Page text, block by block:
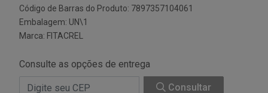
Código de Barras do Produto: 7897357104061
Embalagem: UN\1
Marca: FITACREL
Consulte as opções de entrega
Consultar